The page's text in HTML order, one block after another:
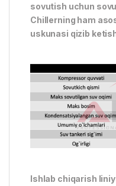
sovutish uchun
Chillerning ham
uskunasi qizib
Ishlab chiqarish